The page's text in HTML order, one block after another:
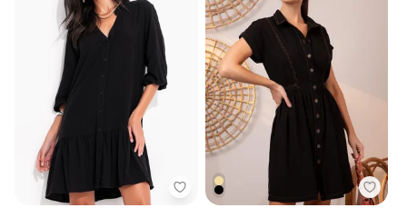
Quintess - Vestido Preto em